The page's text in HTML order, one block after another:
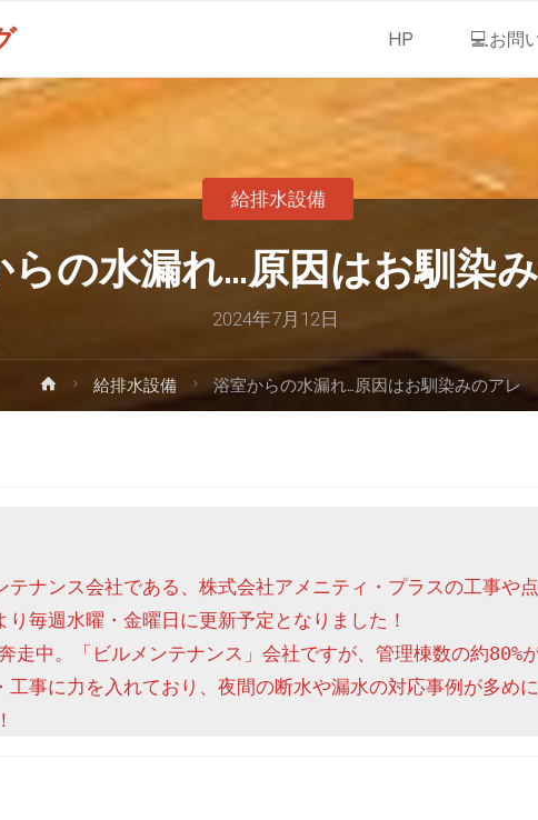
HP 💻お問
らの水漏れ…原因はお馴染
2024年7月12日
給排水設備
給排水設備 浴室からの水漏れ…原因はお馴染みのアレ
ナンス会社である、株式会社アメニティ・プラスの工事や
毎週水曜・金曜日に更新予定となりました！
中。「ビルメンテナンス」会社ですが、管理棟数の約80%
事に力を入れており、夜間の断水や漏水の対応事例が多め